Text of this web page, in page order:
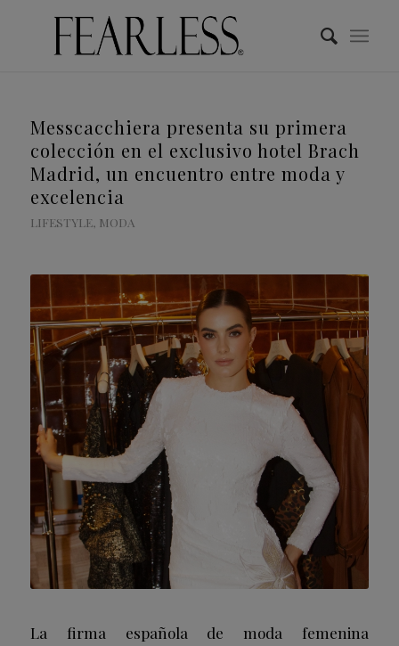
Messcacchiera presenta su primera
colección en el exclusivo hotel Brach
Madrid, un encuentro entre moda y
excelencia
LIFESTYLE, MODA
La firma española de moda femenina